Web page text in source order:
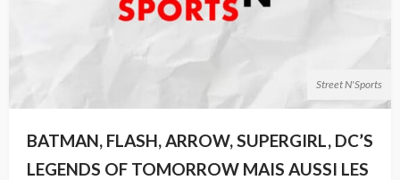
Street N'Sports
BATMAN, FLASH, ARROW, SUPERGIRL, DC’S
LEGENDS OF TOMORROW MAIS AUSSI LES